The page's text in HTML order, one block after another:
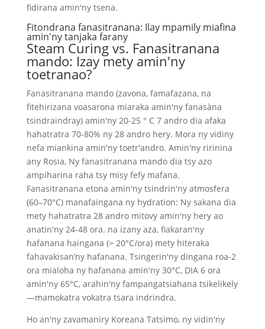
fidirana amin'ny tsena.
Fitondrana fanasitranana: Ilay mpamily miafina
amin'ny tanjaka farany
Steam Curing vs. Fanasitranana
mando: Izay mety amin'ny
toetranao?
Fanasitranana mando (zavona, famafazana, na
fitehirizana voasarona miaraka amin'ny fanasàna
tsindraindray) amin'ny 20-25 ° C 7 andro dia afaka
hahatratra 70-80% ny 28 andro hery. Mora ny vidiny
nefa miankina amin'ny toetr'andro. Amin'ny ririnina
any Rosia, Ny fanasitranana mando dia tsy azo
ampiharina raha tsy misy fefy mafana.
Fanasitranana etona amin'ny tsindrin'ny atmosfera
(60–70°C) manafaingana ny hydration: Ny sakana dia
mety hahatratra 28 andro mitovy amin'ny hery ao
anatin'ny 24-48 ora. na izany aza, fiakaran'ny
hafanana haingana (> 20°C/ora) mety hiteraka
fahavakisan’ny hafanana. Tsingerin'ny dingana roa-2
ora mialoha ny hafanana amin'ny 30°C, DIA 6 ora
amin'ny 65°C, arahin'ny fampangatsiahana tsikelikely
—mamokatra vokatra tsara indrindra.
Ho an'ny zavamaniry Koreana Tatsimo, ny vidin'ny